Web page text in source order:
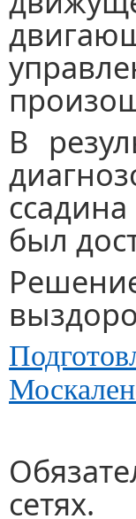
В
был
сетях.